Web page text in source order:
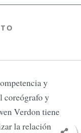
y
coreógrafo y
Verdon tiene
la relación